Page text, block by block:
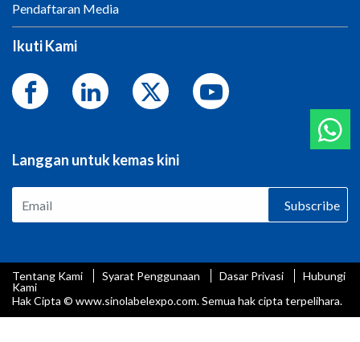
Pendaftaran Media
Ikuti Kami
Langgan untuk kemas kini
Subscribe
Tentang Kami Syarat Penggunaan Dasar Privasi
Hubungi
Kami
Hak Cipta © www.sinolabelexpo.com. Semua hak cipta terpelihara.